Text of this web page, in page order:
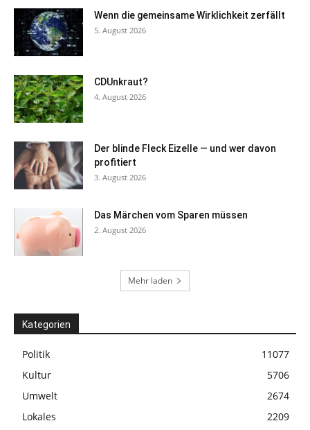
Wenn die gemeinsame Wirklichkeit zerfällt
5. August 2026
CDUnkraut?
4. August 2026
Der blinde Fleck Eizelle — und wer davon
profitiert
3. August 2026
Das Märchen vom Sparen müssen
2. August 2026
Mehr laden
Kategorien
Politik
11077
Kultur
5706
Umwelt
2674
Lokales
2209